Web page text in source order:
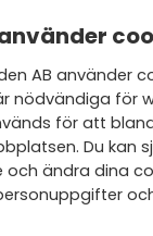
AB använder
nödvändiga för
för att
Du kan
ändra dina